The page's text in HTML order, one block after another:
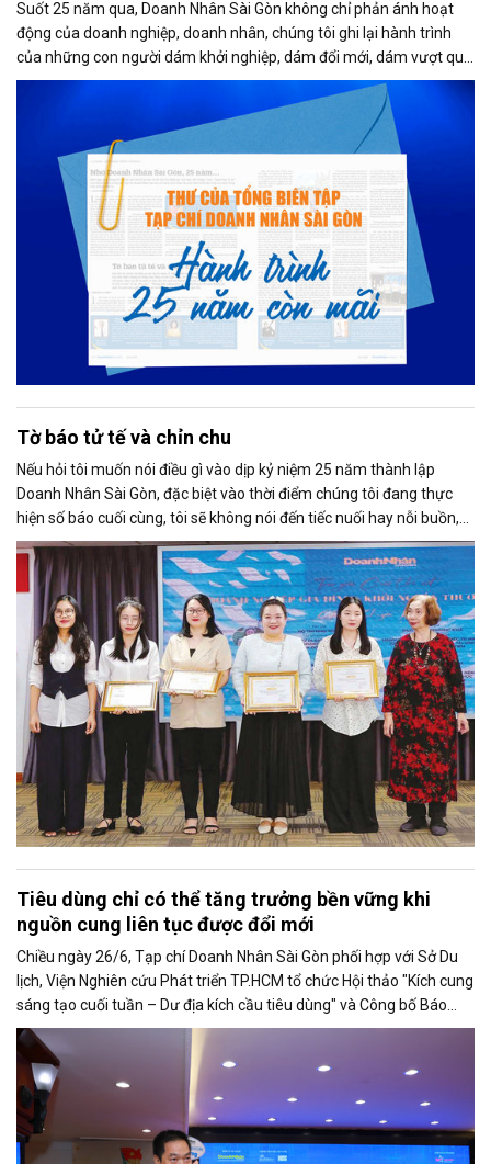
Suốt 25 năm qua, Doanh Nhân Sài Gòn không chỉ phản ánh hoạt
động của doanh nghiệp, doanh nhân, chúng tôi ghi lại hành trình
của những con người dám khởi nghiệp, dám đổi mới, dám vượt qua
thất bại để tạo dựng giá trị cho xã hội...
Tờ báo tử tế và chỉn chu
Nếu hỏi tôi muốn nói điều gì vào dịp kỷ niệm 25 năm thành lập
Doanh Nhân Sài Gòn, đặc biệt vào thời điểm chúng tôi đang thực
hiện số báo cuối cùng, tôi sẽ không nói đến tiếc nuối hay nỗi buồn,
thay vào đó là niềm tự hào. Bởi khi nghĩ về Doanh Nhân Sài Gòn, tôi
luôn nghĩ đó là một tờ báo “tử tế, chỉn chu”. Những điều tưởng như
rất bình thường ấy đã nuôi dưỡng tôi suốt 25 năm làm nghề. Và có
lẽ sẽ còn theo tôi đến hết cuộc đời cầm bút.
Tiêu dùng chỉ có thể tăng trưởng bền vững khi
nguồn cung liên tục được đổi mới
Chiều ngày 26/6, Tạp chí Doanh Nhân Sài Gòn phối hợp với Sở Du
lịch, Viện Nghiên cứu Phát triển TP.HCM tổ chức Hội thảo "Kích cung
sáng tạo cuối tuần – Dư địa kích cầu tiêu dùng" và Công bố Báo
cáo năng lực phát triển doanh nghiệp TP.HCM năm 2025. Trân
trọng giới thiệu phát biểu của ông Võ Hồng Sơn - Trưởng đại diện
Văn phòng Bộ Công Thương khu vực phía Nam tại Hội thảo.